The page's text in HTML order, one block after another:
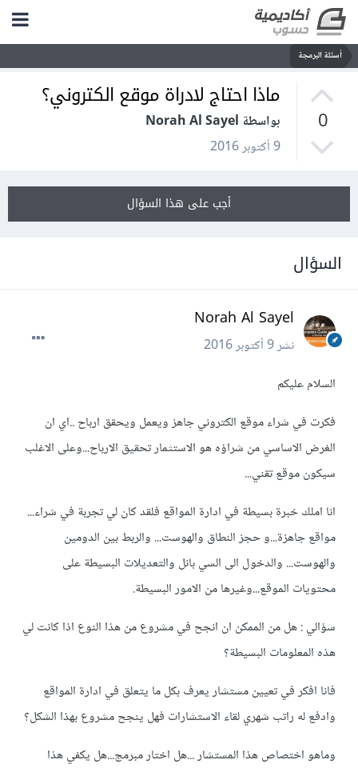
أسئلة البرمجة
0
ماذا احتاج لادراة موقع الكتروني؟
بواسطة Norah Al Sayel
9 أكتوبر 2016
أجب على هذا السؤال
السؤال
Norah Al Sayel
نشر9 أكتوبر 2016
السلام عليكم
فكرت في شراء موقع الكتروني جاهز ويعمل ويحقق ارباح ..اي ان
الغرض الاساسي من شراؤه هو الاستثمار تحقيق الارباح...وعلى الاغلب
سيكون موقع تقني...
انا املك خبرة بسيطة في ادارة المواقع فلقد كان لي تجربة في شراء...
مواقع جاهزة...و حجز النطاق والهوست... والربط بين الدومين
والهوست... والدخول الى السي بانل والتعديلات البسيطة على
محتويات الموقع...وغيرها من الامور البسيطة.
سؤالي : هل من الممكن ان انجح في مشروع من هذا النوع اذا كانت لي
هذه المعلومات البسيطة؟
فانا افكر في تعيين مستشار يعرف بكل ما يتعلق في ادارة المواقع
وادفع له راتب شهري لقاء الاستشارات فهل ينجح مشروع بهذا الشكل؟
وماهو اختصاص هذا المستشار ...هل اختار مبرمج...هل يكفي هذا